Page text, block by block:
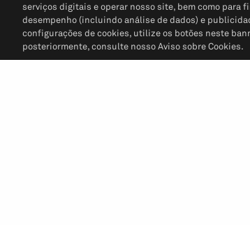
serviços digitais e operar nosso site, bem como para
desempenho (incluindo análise de dados) e
configurações de cookies, utilize os botões neste
posteriormente, consulte nosso Aviso sobre Cookies.